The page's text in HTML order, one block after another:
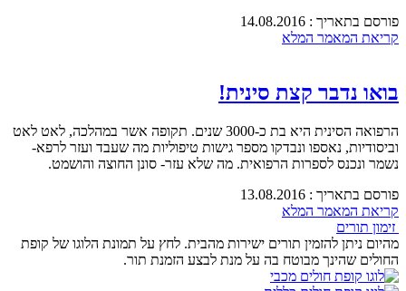
פורסם בתאריך : 14.08.2016
קריאת המאמר המלא
בואו נדבר קצת סינית!
הרפואה הסינית היא בת כ-3000 שנים. תקופה אשר במהלכה, לאט לאט
וביסודיות, נאספו ונבדקו מספר גישות טיפוליות מה שעבד ועזר לרפא-
נשמר ונכנס לספרות הרפואית. מה שלא עזר- סונן החוצה והושמט.
פורסם בתאריך : 13.08.2016
קריאת המאמר המלא
זימון תורים
מהיום ניתן להזמין תורים ישירות מהבית. לחץ על תמונת הלוגו של קופת
החולים שהינך מבוטח בה על מנת לבצע הזמנת תור.